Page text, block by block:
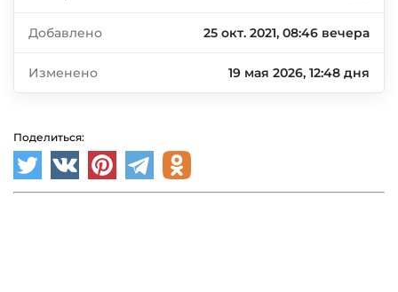
Добавлено 25 окт. 2021, 08:46 вечера
Изменено 19 мая 2026, 12:48 дня
Поделиться: